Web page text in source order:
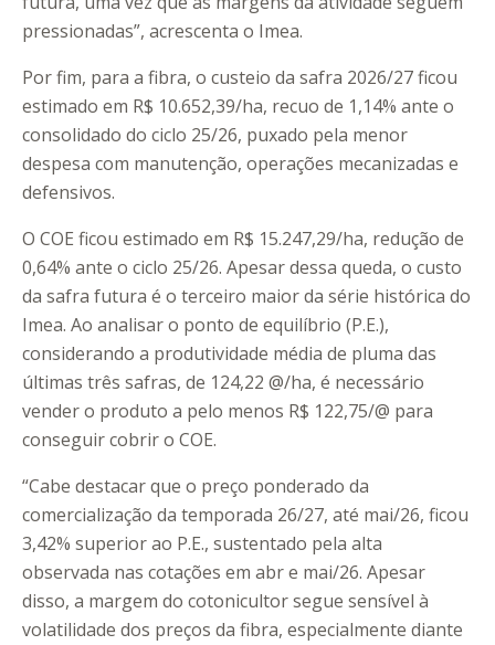
pressionadas”, acrescenta o Imea.
Por fim, para a fibra, o custeio da safra 2026/27 ficou
estimado em R$ 10.652,39/ha, recuo de 1,14% ante o
consolidado do ciclo 25/26, puxado pela menor
despesa com manutenção, operações mecanizadas e
defensivos.
O COE ficou estimado em R$ 15.247,29/ha, redução de
0,64% ante o ciclo 25/26. Apesar dessa queda, o custo
da safra futura é o terceiro maior da série histórica do
Imea. Ao analisar o ponto de equilíbrio (P.E.),
considerando a produtividade média de pluma das
últimas três safras, de 124,22 @/ha, é necessário
vender o produto a pelo menos R$ 122,75/@ para
conseguir cobrir o COE.
“Cabe destacar que o preço ponderado da
comercialização da temporada 26/27, até mai/26, ficou
3,42% superior ao P.E., sustentado pela alta
observada nas cotações em abr e mai/26. Apesar
disso, a margem do cotonicultor segue sensível à
volatilidade dos preços da fibra, especialmente diante